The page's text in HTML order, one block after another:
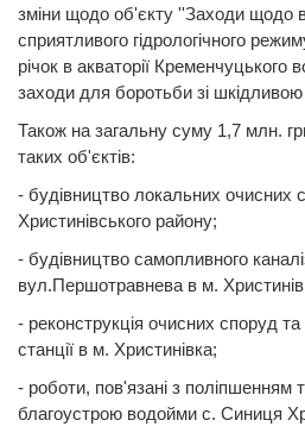
зміни щодо об'єкту ''Заходи щодо
сприятливого гідрологічного
річок в акваторії
заходи для боротьби зі
Також на загальну суму 1,7 млн.
таких об'єктів:
- будівництво локальних очисних
Христинівського району;
- будівництво самопливного
вул.Першотравнева в м.
- реконструкція очисних споруд та
станції в м. Христинівка;
- роботи, пов'язані з поліпшенням
благоустрою водойми с. Синиця